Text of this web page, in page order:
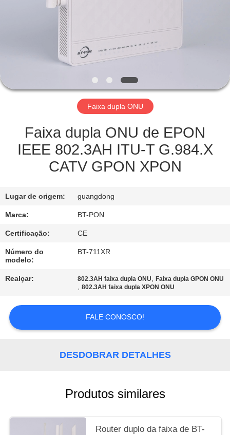
FÁBRICA
CONTROLE
QUALIDADE
CONTACTE-
NOS
CITAÇÕES
MAPA
DO
SITE
POLICY
Faixa dupla ONU
Faixa dupla ONU de EPON
IEEE 802.3AH ITU-T G.984.X
CATV GPON XPON
Lugar de origem: guangdong
Marca: BT-PON
Certificação: CE
Número do
modelo:
BT-711XR
Realçar: 802.3AH faixa dupla ONU,Faixa dupla GPON ONU
,802.3AH faixa dupla XPON ONU
FALE CONOSCO!
DESDOBRAR DETALHES
Produtos similares
Router duplo da faixa de BT-